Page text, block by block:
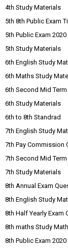
4th Study Materials
5th 8th Public Exam
5th Public Exam
5th Study Materials
6th English Study
6th Maths Study
6th Second Mid
6th Study Materials
6th to 8th Standrad
7th English Study
7th Pay Commission
7th Second Mid
7th Study Materials
8th Annual Exam
8th English Study
8th Half Yearly Exam
8th maths Study
8th Public Exam